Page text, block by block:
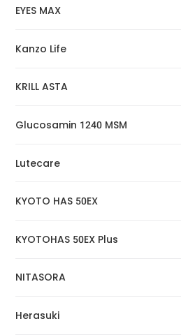
EYES MAX
Kanzo Life
KRILL ASTA
Glucosamin 1240 MSM
Lutecare
KYOTO HAS 50EX
KYOTOHAS 50EX Plus
NITASORA
Herasuki